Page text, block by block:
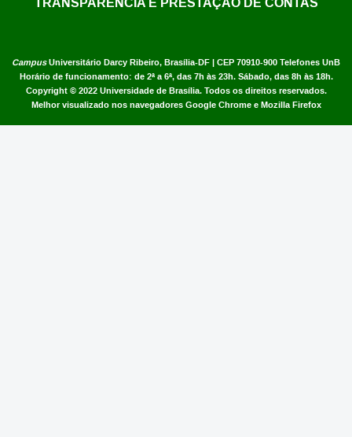
CampusUniversitário Darcy Ribeiro, Brasília-DF | CEP 70910-900 Telefones UnB
Horário de funcionamento: de 2ª a 6ª, das 7h às 23h. Sábado, das 8h às 18h.
Copyright © 2022 Universidade de Brasília. Todos os direitos reservados.
Melhor visualizado nos navegadores Google Chrome e Mozilla Firefox